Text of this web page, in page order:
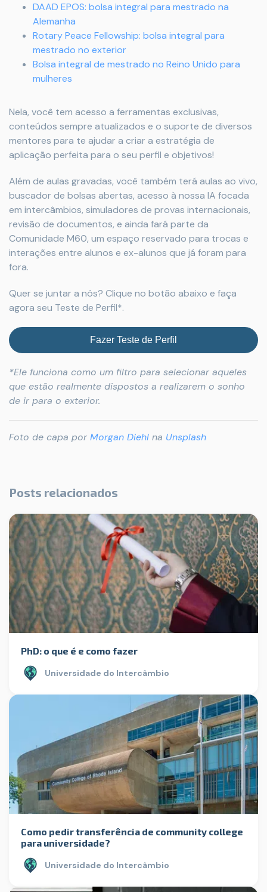
DAAD EPOS: bolsa integral para mestrado na
Alemanha
Rotary Peace Fellowship: bolsa integral para
mestrado no exterior
Bolsa integral de mestrado no Reino Unido para
mulheres
Nela, você tem acesso a ferramentas exclusivas,
conteúdos sempre atualizados e o suporte de diversos
mentores para te ajudar a criar a estratégia de
aplicação perfeita para o seu perfil e objetivos!
Além de aulas gravadas, você também terá aulas ao vivo,
buscador de bolsas abertas, acesso à nossa IA focada
em intercâmbios, simuladores de provas internacionais,
revisão de documentos, e ainda fará parte da
Comunidade M60, um espaço reservado para trocas e
interações entre alunos e ex-alunos que já foram para
fora.
Quer se juntar a nós? Clique no botão abaixo e faça
agora seu Teste de Perfil*.
Fazer Teste de Perfil
*Ele funciona como um filtro para selecionar aqueles
que estão realmente dispostos a realizarem o sonho
de ir para o exterior.
Foto de capa por Morgan Diehl na Unsplash
Posts relacionados
PhD: o que é e como fazer
Universidade do Intercâmbio
Como pedir transferência de community college
para universidade?
Universidade do Intercâmbio